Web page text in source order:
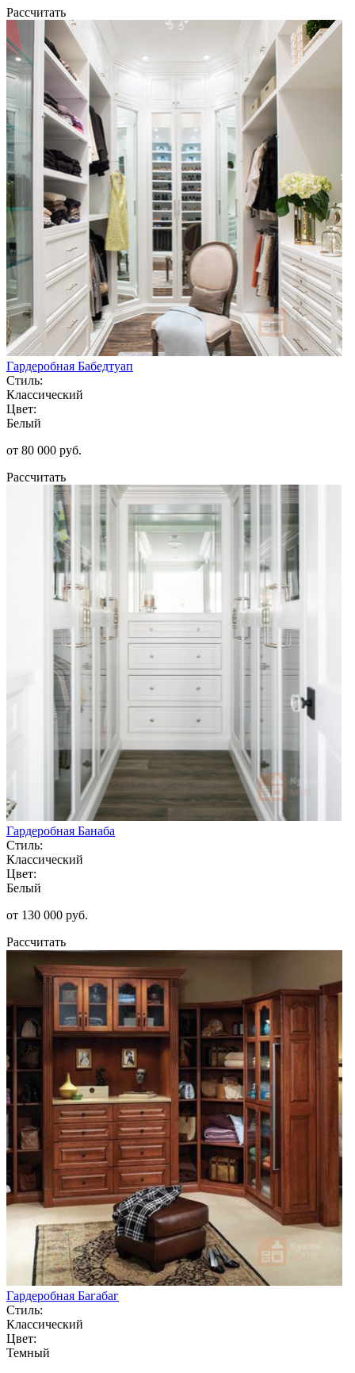
Рассчитать
Гардеробная Бабедтуап
Стиль:
Классический
Цвет:
Белый
от 80 000 руб.
Рассчитать
Гардеробная Банаба
Стиль:
Классический
Цвет:
Белый
от 130 000 руб.
Рассчитать
Гардеробная Багабаг
Стиль:
Классический
Цвет:
Темный